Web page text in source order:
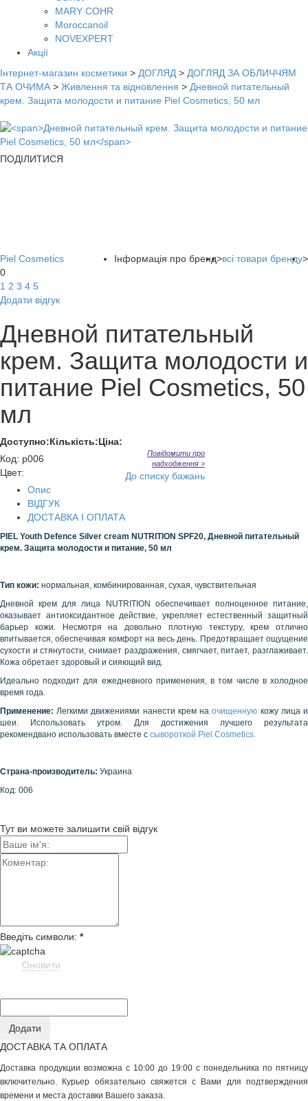
MARY COHR
Moroccanoil
NOVEXPERT
Акції
Інтернет-магазин косметики > ДОГЛЯД > ДОГЛЯД ЗА ОБЛИЧЧЯМ
ТА ОЧИМА > Живлення та відновлення > Дневной питательный
крем. Защита молодости и питание Piel Cosmetics, 50 мл
ПОДІЛИТИСЯ
Інформація про бренд>всі товари бренду>
Piel Cosmetics
0
1 2 3 4 5
Додати відгук
Дневной питательный
крем. Защита молодости и
питание Piel Cosmetics, 50
мл
Доступно:Кількість:Ціна:
Код: p006
Цвет:
Повідомити про
надходження >
До списку бажань
Опис
ВІДГУК
ДОСТАВКА І ОПЛАТА
PIEL Youth Defence Silver cream NUTRITION SPF20, Дневной питательный
крем. Защита молодости и питание, 50 мл
Тип кожи: нормальная, комбинированная, сухая, чувствительная
Дневной крем для лица NUTRITION обеспечивает полноценное питание,
оказывает антиоксидантное действие, укрепляет естественный защитный
барьер кожи. Несмотря на довольно плотную текстуру, крем отлично
впитывается, обеспечивая комфорт на весь день. Предотвращает ощущение
сухости и стянутости, снимает раздражения, смягчает, питает, разглаживает.
Кожа обретает здоровый и сияющий вид.
Идеально подходит для ежедневного применения, в том числе в холодное
время года.
Применение:Легкими движениями нанести крем наочищенную кожу лица и
шеи. Использовать утром. Для достижения лучшего результата
рекомендвано использовать вместе с сывороткой Piel Cosmetics.
Страна-производитель: Украина
Код: 006
Тут ви можете залишити свій відгук
Введіть символи: *
Оновити
ДОСТАВКА ТА ОПЛАТА
Доставка продукции возможна с 10:00 до 19:00 с понедельника по пятницу
включительно. Курьер обязательно свяжется с Вами для подтверждения
времени и места доставки Вашего заказа.